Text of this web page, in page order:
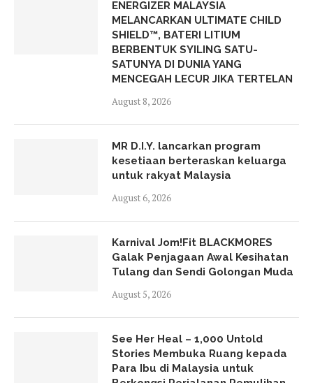
ENERGIZER MALAYSIA
MELANCARKAN ULTIMATE CHILD
SHIELD™, BATERI LITIUM
BERBENTUK SYILING SATU-
SATUNYA DI DUNIA YANG
MENCEGAH LECUR JIKA TERTELAN
August 8, 2026
MR D.I.Y. lancarkan program
kesetiaan berteraskan keluarga
untuk rakyat Malaysia
August 6, 2026
Karnival Jom!Fit BLACKMORES
Galak Penjagaan Awal Kesihatan
Tulang dan Sendi Golongan Muda
August 5, 2026
See Her Heal – 1,000 Untold
Stories Membuka Ruang kepada
Para Ibu di Malaysia untuk